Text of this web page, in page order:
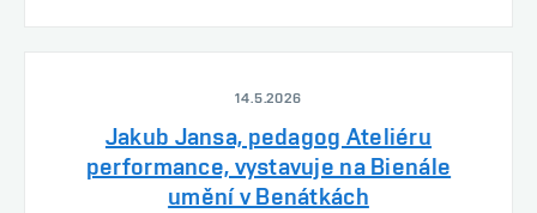
14.5.2026
Jakub Jansa, pedagog Ateliéru
performance, vystavuje na Bienále
umění v Benátkách